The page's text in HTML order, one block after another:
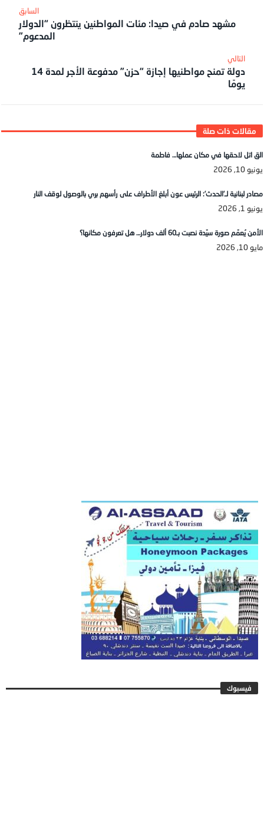
مشهد صادم في صيدا: مئات المواطنين ينتظرون “الدولار
المدعوم”
‎التالي
دولة تمنح مواطنيها إجازة “حزن” مدفوعة الأجر لمدة 14
يومًا
الق اتل لاحقها في مكان عملها… فاطمة
يونيو 10, 2026
مصادر لبنانية لـ’الحدث’: الرئيس عون أبلغ الأطراف على رأسهم بري بالوصول لوقف النار
يونيو 1, 2026
الأمن يُعمّم صورة سيّدة نصبت بـ60 ألف دولار… هل تعرفون مكانها؟
مايو 10, 2026
فيسبوك